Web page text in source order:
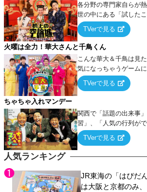
人気ランキング
JR東海の「はぴだ
は大阪と京都のみ
各分野の専門家自らが
世の中にある「試した
みたらこうなる！…ハズ
論”に若手芸人らがカラ
TVerで見る
火曜は全力！華大さんと千鳥くん
こんな華大＆千鳥は見
気になっちゃうゲーム
ー！
TVerで見る
ちゃちゃ入れマンデー
関西で「話題の出来事
習」、「人気の行列が
るテーマについて好き
ていく関西色を前面に
TVerで見る